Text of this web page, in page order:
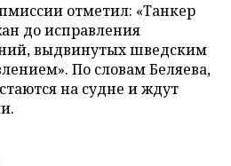
отметил: «Танкер
до исправления
выдвинутых шведским
По словам Беляева,
на судне и ждут